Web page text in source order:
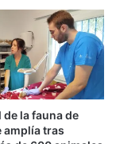
la fauna de
amplía tras